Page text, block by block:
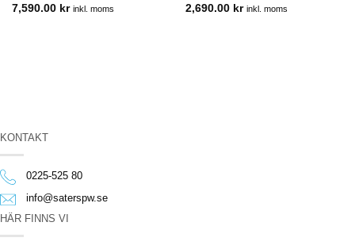
7,590.00 kr inkl. moms
2,690.00 kr inkl. moms
KONTAKT
0225-525 80
info@saterspw.se
HÄR FINNS VI